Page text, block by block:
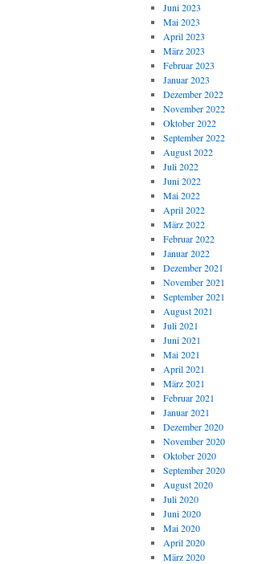
Juni 2023
Mai 2023
April 2023
März 2023
Februar 2023
Januar 2023
Dezember 2022
November 2022
Oktober 2022
September 2022
August 2022
Juli 2022
Juni 2022
Mai 2022
April 2022
März 2022
Februar 2022
Januar 2022
Dezember 2021
November 2021
September 2021
August 2021
Juli 2021
Juni 2021
Mai 2021
April 2021
März 2021
Februar 2021
Januar 2021
Dezember 2020
November 2020
Oktober 2020
September 2020
August 2020
Juli 2020
Juni 2020
Mai 2020
April 2020
März 2020